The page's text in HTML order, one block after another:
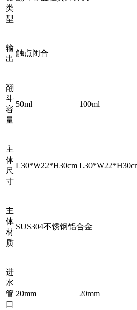
类
型
输
出
触点闭合
翻
斗
容
量
50ml 100ml
主
体
尺
寸
L30*W22*H30cm
主
体
材
质
SUS304不锈钢铝合金
进
水
管
口
20mm 20mm